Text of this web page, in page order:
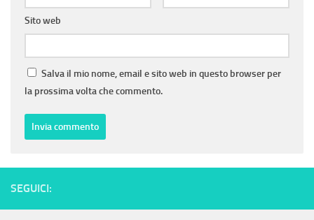
Sito web
Salva il mio nome, email e sito web in questo browser per
la prossima volta che commento.
SEGUICI: